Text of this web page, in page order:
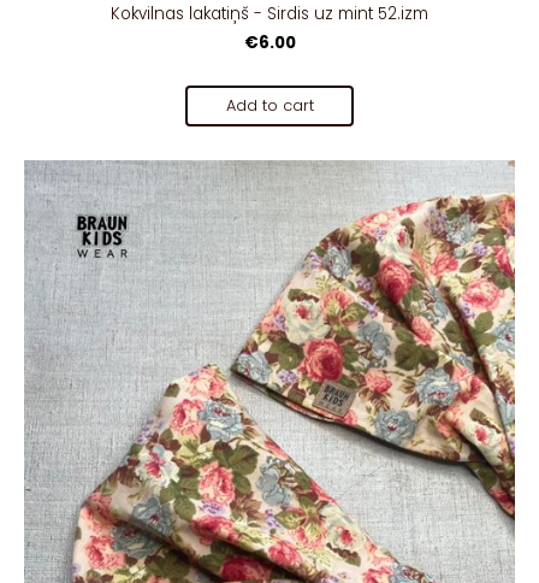
Kokvilnas lakatiņš - Sirdis uz mint 52.izm
€6.00
Add to cart